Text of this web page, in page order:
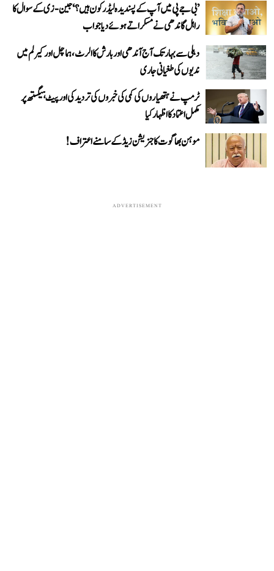
’بی جے پی میں آپ کے پسندیدہ لیڈر کون ہیں؟‘ جین-زی کے سوال کا
راہل گاندھی نے مسکراتے ہوئے دیا جواب
دہلی سے بہار تک آج آندھی اور بارش کا الرٹ، ہماچل اور کیرلم میں
ندیوں کی طغیانی جاری
ٹرمپ نے ہتھیاروں کی کمی کی خبروں کی تردید کی اور پیٹ ہیگستھ پر
مکمل اعتماد کا اظہار کیا
موہن بھاگوت کا جنریشن زیڈ کے سامنے اعتراف!
ADVERTISEMENT